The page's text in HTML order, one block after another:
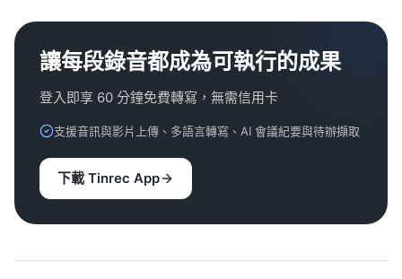
讓每段錄音都成為可執行的成果
登入即享 60 分鐘免費轉寫，無需信用卡
支援音訊與影片上傳、多語言轉寫、AI 會議紀要與待辦擷取
下載 Tinrec App